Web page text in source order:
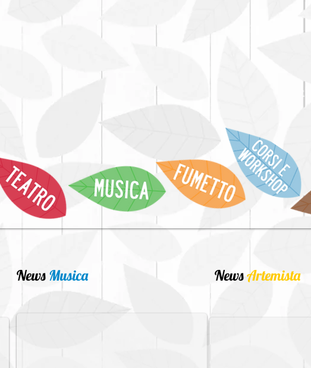
News Musica NewsArtemista
Cerchi un luogo dove registrare la tua musica?
Ad ArteMista trovi uno studio di registrazione, spazi prova e di preproduzione